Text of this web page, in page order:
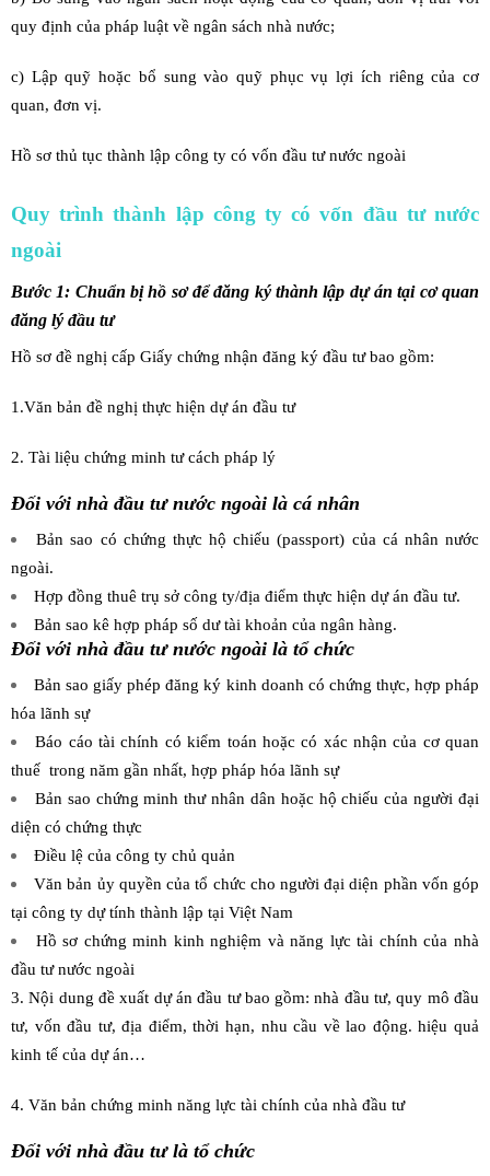
quy định của pháp luật về ngân sách nhà nước;
c) Lập quỹ hoặc bổ sung vào quỹ phục vụ lợi ích riêng của cơ
quan, đơn vị.
Hồ sơ thủ tục thành lập công ty có vốn đầu tư nước ngoài
Quy trình thành lập công ty có vốn đầu tư nước
ngoài
Bước 1: Chuẩn bị hồ sơ để đăng ký thành lập dự án tại cơ quan
đăng lý đầu tư
Hồ sơ đề nghị cấp Giấy chứng nhận đăng ký đầu tư bao gồm:
1.Văn bản đề nghị thực hiện dự án đầu tư
2. Tài liệu chứng minh tư cách pháp lý
Đối với nhà đầu tư nước ngoài là cá nhân
Bản sao có chứng thực hộ chiếu (passport) của cá nhân nước
ngoài.
Hợp đồng thuê trụ sở công ty/địa điểm thực hiện dự án đầu tư.
Bản sao kê hợp pháp số dư tài khoản của ngân hàng.
Đối với nhà đầu tư nước ngoài là tổ chức
Bản sao giấy phép đăng ký kinh doanh có chứng thực, hợp pháp
hóa lãnh sự
Báo cáo tài chính có kiểm toán hoặc có xác nhận của cơ quan
thuế trong năm gần nhất, hợp pháp hóa lãnh sự
Bản sao chứng minh thư nhân dân hoặc hộ chiếu của người đại
diện có chứng thực
Điều lệ của công ty chủ quản
Văn bản ủy quyền của tổ chức cho người đại diện phần vốn góp
tại công ty dự tính thành lập tại Việt Nam
Hồ sơ chứng minh kinh nghiệm và năng lực tài chính của nhà
đầu tư nước ngoài
3. Nội dung đề xuất dự án đầu tư bao gồm: nhà đầu tư, quy mô đầu
tư, vốn đầu tư, địa điểm, thời hạn, nhu cầu về lao động. hiệu quả
kinh tế của dự án…
4. Văn bản chứng minh năng lực tài chính của nhà đầu tư
Đối với nhà đầu tư là tổ chức